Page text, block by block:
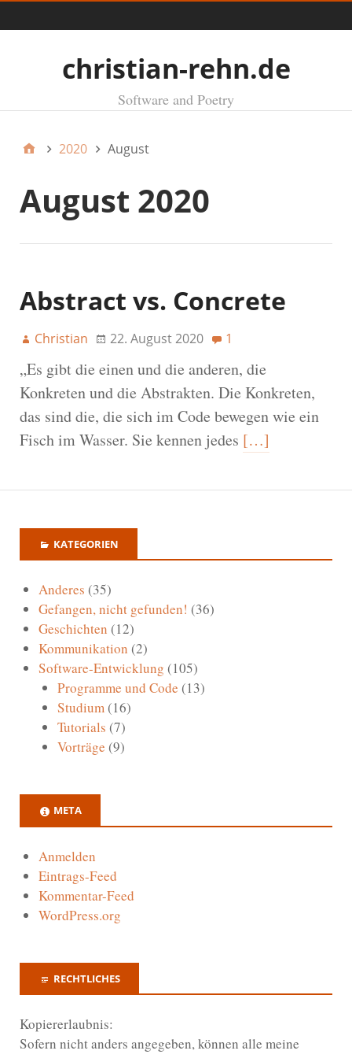
christian-rehn.de
Software and Poetry
2020 August
August 2020
Abstract vs. Concrete
Christian 22. August 2020 1
„Es gibt die einen und die anderen, die
Konkreten und die Abstrakten. Die Konkreten,
das sind die, die sich im Code bewegen wie ein
Fisch im Wasser. Sie kennen jedes […]
KATEGORIEN
Anderes (35)
Gefangen, nicht gefunden! (36)
Geschichten (12)
Kommunikation (2)
Software-Entwicklung (105)
Programme und Code (13)
Studium(16)
Tutorials (7)
Vorträge (9)
META
Anmelden
Eintrags-Feed
Kommentar-Feed
WordPress.org
RECHTLICHES
Kopiererlaubnis:
Sofern nicht anders angegeben, können alle meine